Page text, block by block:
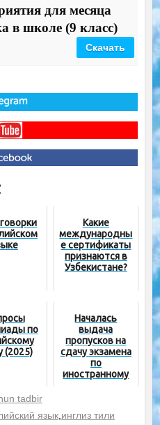
для месяца
в школе (9 класс)
Скачать
Какие
международны
е сертификаты
признаются в
Узбекистане?
по
(2025)
Началась
выдача
пропусков на
сдачу экзамена
по
иностранному
tadbir
язык,инглиз тили